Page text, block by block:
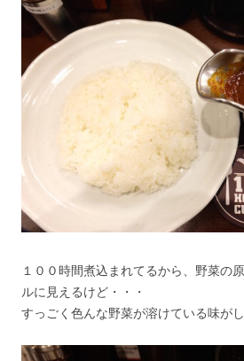
１００時間煮込まれてるから、野菜の
ルに見えるけど・・・
すっごく色んな野菜が溶けている味が